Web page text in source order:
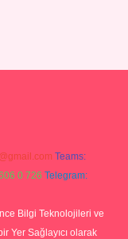
Teams:
0 726 Telegram:
Bilgi Teknolojileri ve
Yer Sağlayıcı olarak